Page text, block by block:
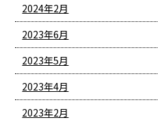
2024年2月
2023年6月
2023年5月
2023年4月
2023年2月